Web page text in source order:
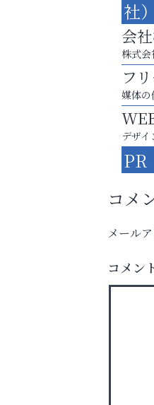
芦
ール
英語で
社）
会
株式会
フ
媒体の
デザ
PR
コメ
メール
コメン